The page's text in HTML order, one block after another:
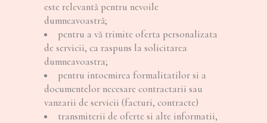
este relevantă pentru nevoile
dumneavoastră;
pentru a vă trimite oferta personalizata
de servicii, ca raspuns la solicitarea
dumneavoastra;
pentru intocmirea formalitatilor si a
documentelor necesare contractarii sau
vanzarii de servicii (facturi, contracte)
transmiterii de oferte si alte informatii,